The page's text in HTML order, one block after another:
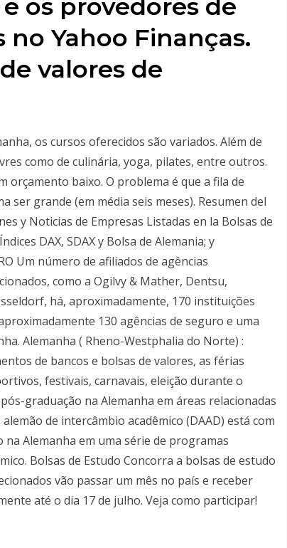
os provedores de
Yahoo Finanças.
valores de
os cursos oferecidos são variados. Além de
como de culinária, yoga, pilates, entre outros.
orçamento baixo. O problema é que a fila de
ser grande (em média seis meses). Resumen del
y Noticias de Empresas Listadas en la Bolsas de
DAX, SDAX y Bolsa de Alemania; y
Um número de afiliados de agências
como a Ogilvy & Mather, Dentsu,
há, aproximadamente, 170 instituições
130 agências de seguro e uma
Alemanha ( Rheno-Westphalia do Norte) :
de bancos e bolsas de valores, as férias
festivais, carnavais, eleição durante o
graduação na Alemanha em áreas relacionadas
de intercâmbio acadêmico (DAAD) está com
Alemanha em uma série de programas
Bolsas de Estudo Concorra a bolsas de estudo
vão passar um mês no país e receber
até o dia 17 de julho. Veja como participar!